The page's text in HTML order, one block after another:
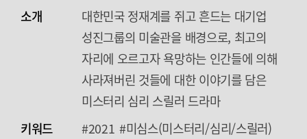
소개
대한민국 정재계를 쥐고 흔드는 대기업
성진그룹의 미술관을 배경으로, 최고의
자리에 오르고자 욕망하는 인간들에 의해
사라져버린 것들에 대한 이야기를 담은
미스터리 심리 스릴러 드라마
키워드
#2021 #미심스(미스터리/심리/스릴러)